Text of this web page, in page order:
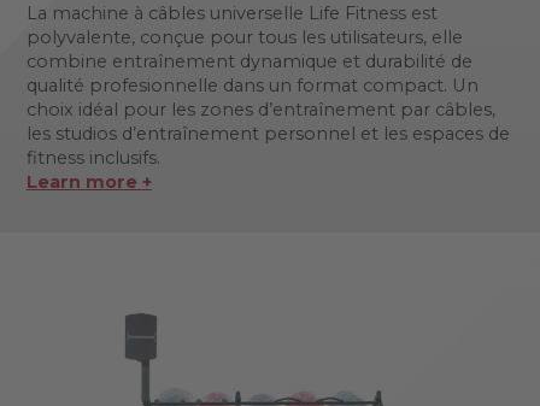
La machine à câbles universelle Life Fitness est
polyvalente, conçue pour tous les utilisateurs, elle
combine entraînement dynamique et durabilité de
qualité profesionnelle dans un format compact. Un
choix idéal pour les zones d’entraînement par câbles,
les studios d’entraînement personnel et les espaces de
fitness inclusifs.
Learn more +